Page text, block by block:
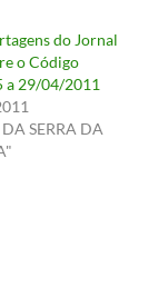
do Jornal
o Código
a 29/04/2011
SERRA DA